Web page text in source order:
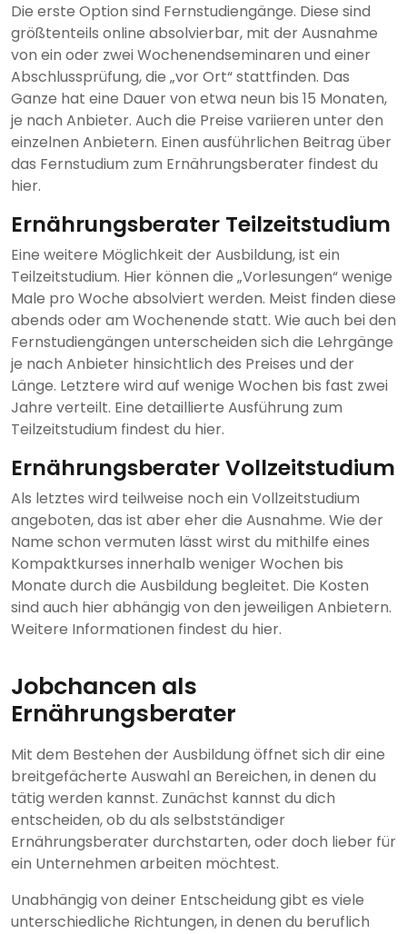
Die erste Option sind Fernstudiengänge. Diese sind
größtenteils online absolvierbar, mit der Ausnahme
von ein oder zwei Wochenendseminaren und einer
Abschlussprüfung, die „vor Ort“ stattfinden. Das
Ganze hat eine Dauer von etwa neun bis 15 Monaten,
je nach Anbieter. Auch die Preise variieren unter den
einzelnen Anbietern. Einen ausführlichen Beitrag über
das Fernstudium zum Ernährungsberater findest du
hier.
Ernährungsberater Teilzeitstudium
Eine weitere Möglichkeit der Ausbildung, ist ein
Teilzeitstudium. Hier können die „Vorlesungen“ wenige
Male pro Woche absolviert werden. Meist finden diese
abends oder am Wochenende statt. Wie auch bei den
Fernstudiengängen unterscheiden sich die Lehrgänge
je nach Anbieter hinsichtlich des Preises und der
Länge. Letztere wird auf wenige Wochen bis fast zwei
Jahre verteilt. Eine detaillierte Ausführung zum
Teilzeitstudium findest du hier.
Ernährungsberater Vollzeitstudium
Als letztes wird teilweise noch ein Vollzeitstudium
angeboten, das ist aber eher die Ausnahme. Wie der
Name schon vermuten lässt wirst du mithilfe eines
Kompaktkurses innerhalb weniger Wochen bis
Monate durch die Ausbildung begleitet. Die Kosten
sind auch hier abhängig von den jeweiligen Anbietern.
Weitere Informationen findest du hier.
Jobchancen als
Ernährungsberater
Mit dem Bestehen der Ausbildung öffnet sich dir eine
breitgefächerte Auswahl an Bereichen, in denen du
tätig werden kannst. Zunächst kannst du dich
entscheiden, ob du als selbstständiger
Ernährungsberater durchstarten, oder doch lieber für
ein Unternehmen arbeiten möchtest.
Unabhängig von deiner Entscheidung gibt es viele
unterschiedliche Richtungen, in denen du beruflich